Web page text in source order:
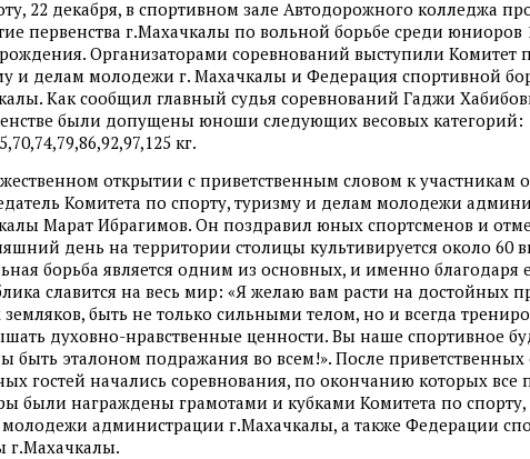
22 декабря, в спортивном зале Автодорожного колледжа
первенства г.Махачкалы по вольной борьбе среди юниоров
Организаторами соревнований выступили Комитет
и делам молодежи г. Махачкалы и Федерация спортивной
Как сообщил главный судья соревнований Гаджи
были допущены юноши следующих весовых категорий:
кг.
открытии с приветственным словом к участникам
Комитета по спорту, туризму и делам молодежи
Марат Ибрагимов. Он поздравил юных спортсменов и
день на территории столицы культивируется около 60
борьба является одним из основных, и именно благодаря
славится на весь мир: «Я желаю вам расти на достойных
быть не только сильными телом, но и всегда
духовно-нравственные ценности. Вы наше спортивное
быть эталоном подражания во всем!». После приветственных
гостей начались соревнования, по окончанию которых все
были награждены грамотами и кубками Комитета по спорту,
администрации г.Махачкалы, а также Федерации
г.Махачкалы.